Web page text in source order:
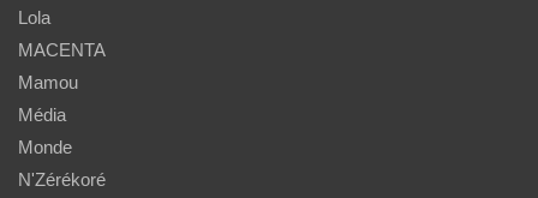
Lola
MACENTA
Mamou
Média
Monde
N'Zérékoré